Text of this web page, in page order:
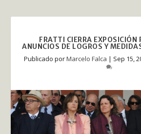
FRATTI CIERRA EXPOSICIÓN
ANUNCIOS DE LOGROS Y
Publicado porMarcelo Falca | Sep 15,